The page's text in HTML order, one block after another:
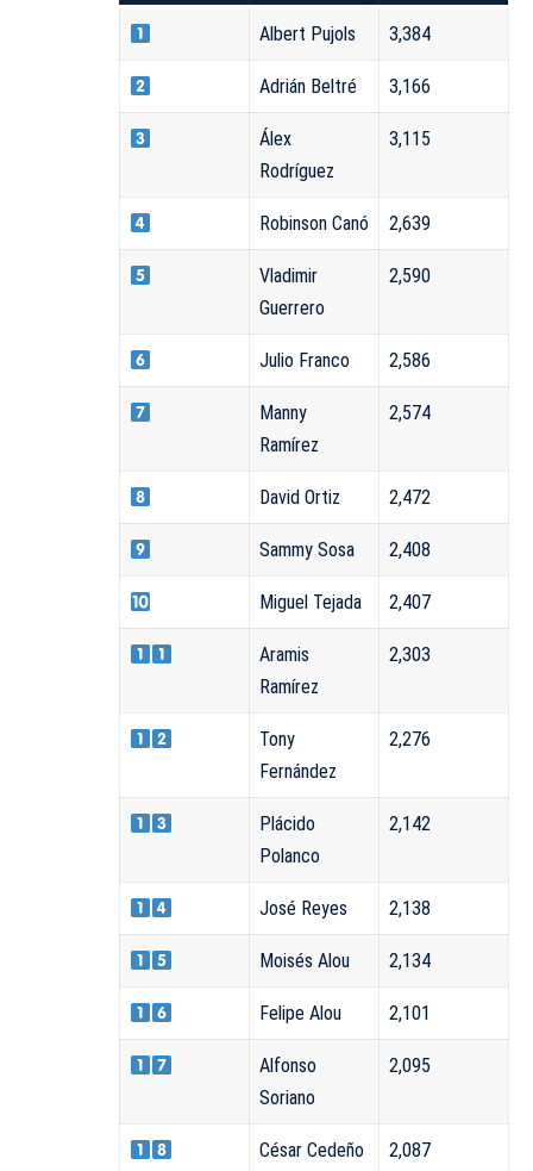
Albert Pujols 3,384
Adrián Beltré 3,166
Álex
Rodríguez
3,115
Robinson Canó 2,639
Vladimir
Guerrero
2,590
Julio Franco 2,586
Manny
Ramírez
2,574
David Ortiz 2,472
Sammy Sosa 2,408
Miguel Tejada 2,407
Aramis
Ramírez
2,303
Tony
Fernández
2,276
Plácido
Polanco
2,142
José Reyes 2,138
Moisés Alou 2,134
Felipe Alou 2,101
Alfonso
Soriano
2,095
César Cedeño 2,087